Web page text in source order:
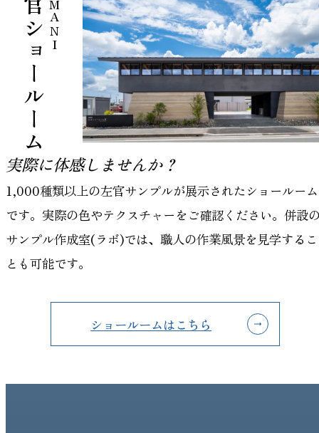
左官ショールーム
実際に体感しませんか？
1,000種類以上の左官サンプルが展示されたショールーム
です。実際の色やテクスチャーをご確認ください。併設
サンプル作成室(ラボ)では、職人の作業風景を見学するこ
とも可能です。
ショールームはこちら